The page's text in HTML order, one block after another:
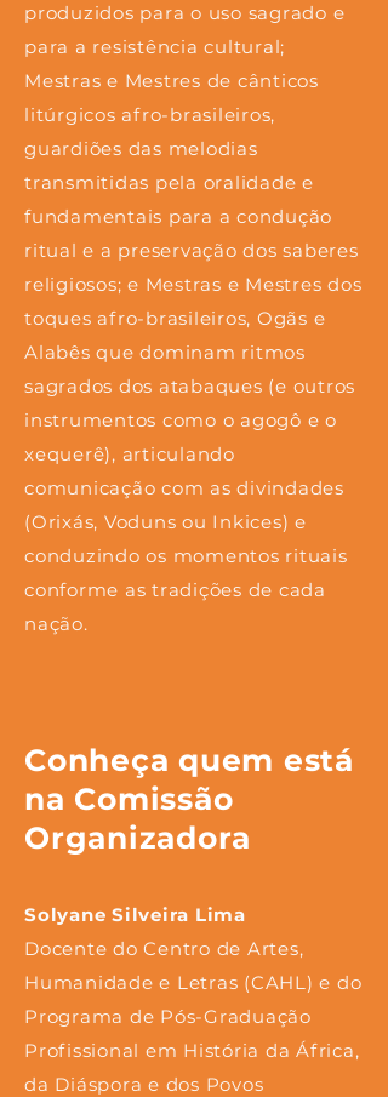
produzidos para o uso sagrado e
para a resistência cultural;
Mestras e Mestres de cânticos
litúrgicos afro-brasileiros,
guardiões das melodias
transmitidas pela oralidade e
fundamentais para a condução
ritual e a preservação dos saberes
religiosos; e Mestras e Mestres dos
toques afro-brasileiros, Ogãs e
Alabês que dominam ritmos
sagrados dos atabaques (e outros
instrumentos como o agogô e o
xequerê), articulando
comunicação com as divindades
(Orixás, Voduns ou Inkices) e
conduzindo os momentos rituais
conforme as tradições de cada
nação.
Conheça quem está
na Comissão
Organizadora
Solyane Silveira Lima
Docente do Centro de Artes,
Humanidade e Letras (CAHL) e do
Programa de Pós-Graduação
Profissional em História da África,
da Diáspora e dos Povos